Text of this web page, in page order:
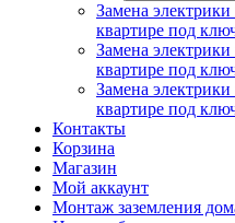
Замена
квартире под
Замена
квартире под
Замена
квартире под
Контакты
Корзина
Магазин
Мой аккаунт
Монтаж заземления